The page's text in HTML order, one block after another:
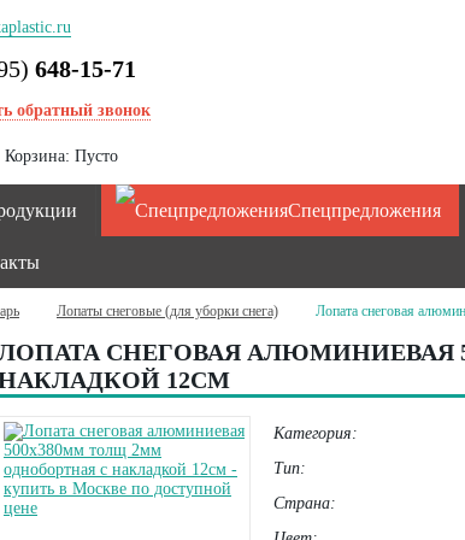
648-15-71
обратный звонок
Корзина: Пусто
Спецпредложения
Лопаты снеговые (для уборки снега) Лопата снеговая
СНЕГОВАЯ АЛЮМИНИЕВАЯ
12СМ
Категория:
Тип:
Страна: